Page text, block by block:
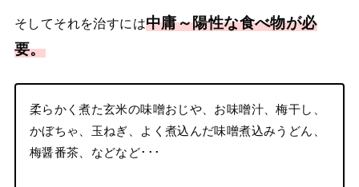
そしてそれを治すには中庸～陽性な食べ物が必
要。
柔らかく煮た玄米の味噌おじや、お味噌汁、梅干し、
かぼちゃ、玉ねぎ、よく煮込んだ味噌煮込みうどん、
梅醤番茶、などなど･･･